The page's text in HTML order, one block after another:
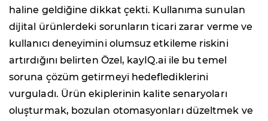
haline geldiğine dikkat çekti. Kullanıma sunulan
dijital ürünlerdeki sorunların ticari zarar verme ve
kullanıcı deneyimini olumsuz etkileme riskini
artırdığını belirten Özel, kayIQ.ai ile bu temel
soruna çözüm getirmeyi hedeflediklerini
vurguladı. Ürün ekiplerinin kalite senaryoları
oluşturmak, bozulan otomasyonları düzeltmek ve